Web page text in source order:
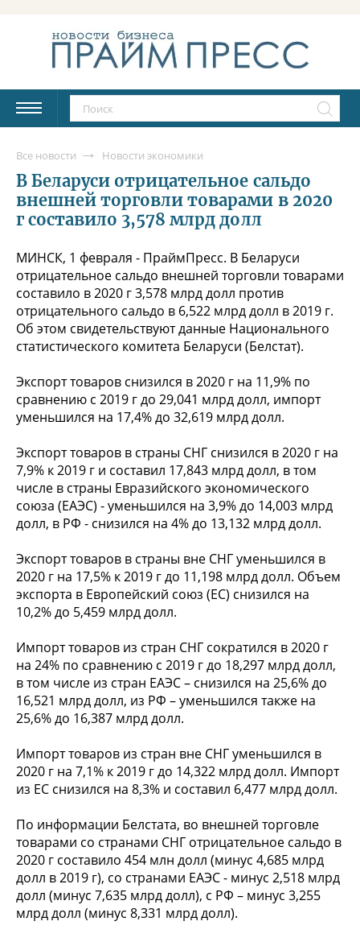
Все новости Новости экономики
В Беларуси отрицательное сальдо
внешней торговли товарами в 2020
г составило 3,578 млрд долл
МИНСК, 1 февраля - ПраймПресс. В Беларуси
отрицательное сальдо внешней торговли товарами
составило в 2020 г 3,578 млрд долл против
отрицательного сальдо в 6,522 млрд долл в 2019 г.
Об этом свидетельствуют данные Национального
статистического комитета Беларуси (Белстат).
Экспорт товаров снизился в 2020 г на 11,9% по
сравнению с 2019 г до 29,041 млрд долл, импорт
уменьшился на 17,4% до 32,619 млрд долл.
Экспорт товаров в страны СНГ снизился в 2020 г на
7,9% к 2019 г и составил 17,843 млрд долл, в том
числе в страны Евразийского экономического
союза (ЕАЭС) - уменьшился на 3,9% до 14,003 млрд
долл, в РФ - снизился на 4% до 13,132 млрд долл.
Экспорт товаров в страны вне СНГ уменьшился в
2020 г на 17,5% к 2019 г до 11,198 млрд долл. Объем
экспорта в Европейский союз (ЕС) снизился на
10,2% до 5,459 млрд долл.
Импорт товаров из стран СНГ сократился в 2020 г
на 24% по сравнению с 2019 г до 18,297 млрд долл,
в том числе из стран ЕАЭС – снизился на 25,6% до
16,521 млрд долл, из РФ – уменьшился также на
25,6% до 16,387 млрд долл.
Импорт товаров из стран вне СНГ уменьшился в
2020 г на 7,1% к 2019 г до 14,322 млрд долл. Импорт
из ЕС снизился на 8,3% и составил 6,477 млрд долл.
По информации Белстата, во внешней торговле
товарами со странами СНГ отрицательное сальдо в
2020 г составило 454 млн долл (минус 4,685 млрд
долл в 2019 г), со странами ЕАЭС - минус 2,518 млрд
долл (минус 7,635 млрд долл), с РФ – минус 3,255
млрд долл (минус 8,331 млрд долл).